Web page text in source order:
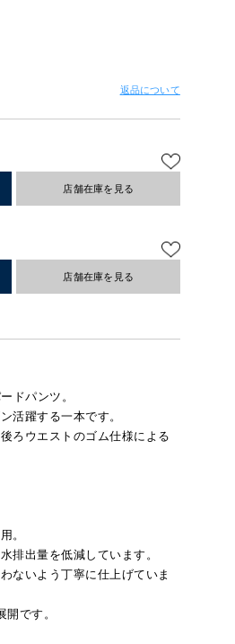
返品について
店舗在庫を見る
店舗在庫を見る
ドパンツ。
活躍する一本です。
ろウエストのゴム仕様による
。
排出量を低減しています。
ないよう丁寧に仕上げていま
です。